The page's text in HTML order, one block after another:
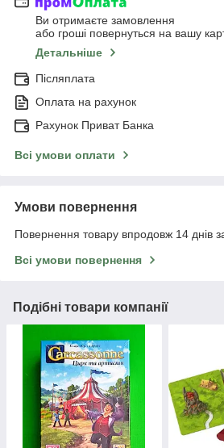
Ви отримаєте замовлення
або гроші повернуться на вашу
Детальніше
Післяплата
Оплата на рахунок
Рахунок Приват Банка
Всі умови оплати
Умови повернення
Повернення товару впродовж 14 днів
Всі умови повернення
Подібні товари компанії